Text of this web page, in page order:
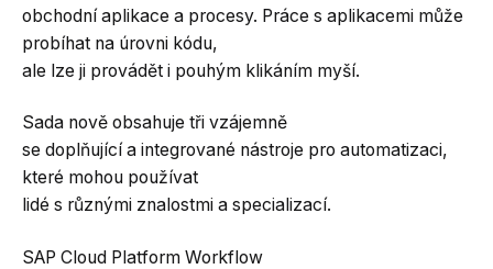
obchodní aplikace a procesy. Práce s aplikacemi může
probíhat na úrovni kódu,
ale lze ji provádět i pouhým klikáním myší.
Sada nově obsahuje tři vzájemně
se doplňující a integrované nástroje pro automatizaci,
které mohou používat
lidé s různými znalostmi a specializací.
SAP Cloud Platform Workflow